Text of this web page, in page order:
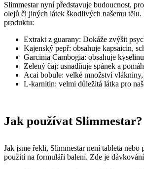
Slimmestarnyní představuje budoucnost,
olejů či jiných látek škodlivých našemu
produktu:
Extrakt z guarany: Dokáže zvýšit
Kajenský pepř: obsahuje kapsaicin,
Garcinia Cambogia: obsahuje
Zelený čaj: usnadňuje spánek a
Acai bobule: velké množství
L-karnitin: velmi důležitá látka pro
Jak používat Slimmestar?
Jak jsme řekli, Slimmestarnení tableta nebo
použití na formuláři balení. Zde je